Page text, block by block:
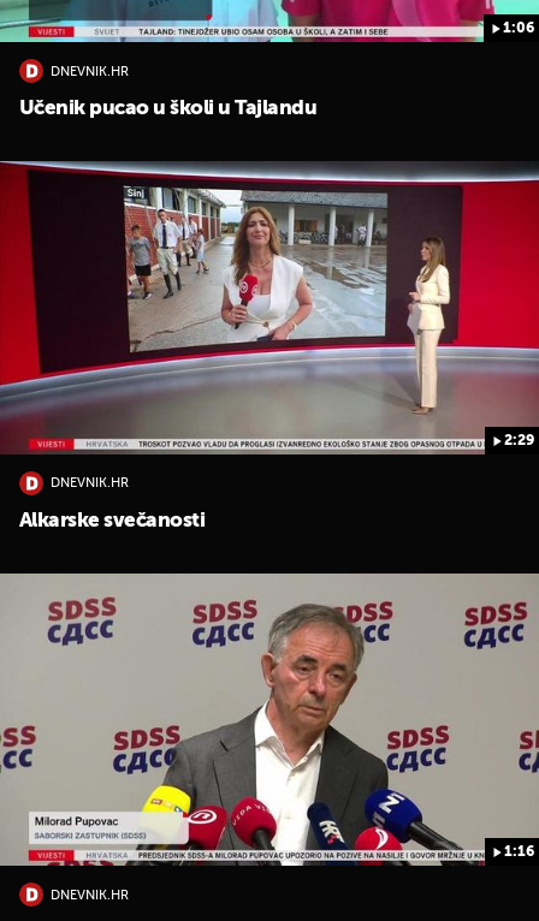
1:06
DNEVNIK.HR
Učenik pucao u školi u Tajlandu
2:29
DNEVNIK.HR
Alkarske svečanosti
1:16
DNEVNIK.HR